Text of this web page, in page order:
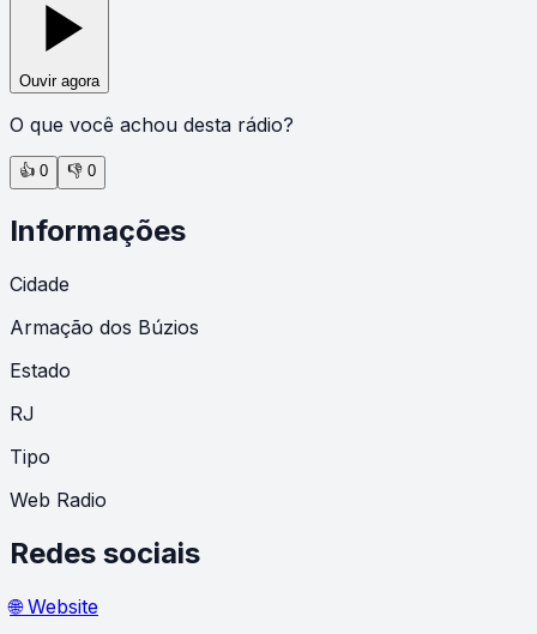
Ouvir agora
O que você achou desta rádio?
👍 0 👎 0
Informações
Cidade
Armação dos Búzios
Estado
RJ
Tipo
Web Radio
Redes sociais
🌐 Website